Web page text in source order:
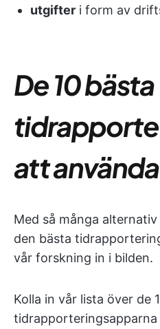
utgifter i form av
De 10 bästa
att
Med så många
den bästa
vår forskning in i bilden.
Kolla in vår lista över de
tidrapporteringsapparna